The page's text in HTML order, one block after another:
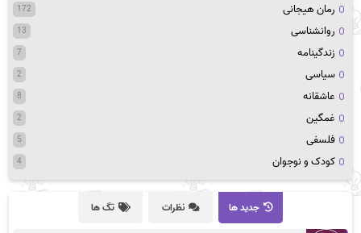
رمان هیجانی 172
روانشناسی 13
زندگینامه 7
سیاسی 2
عاشقانه 8
غمگین 2
فلسفی 5
کودک و نوجوان 4
جدید ها نظرات تگ ها